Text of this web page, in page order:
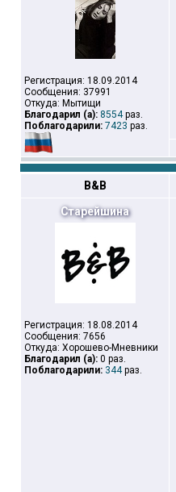
Регистрация: 18.09.2014
Сообщения: 37991
Откуда: Мытищи
Благодарил (а): 8554раз.
Поблагодарили: 7423 раз.
B&B
Старейшина
Регистрация: 18.08.2014
Сообщения: 7656
Откуда: Хорошево-Мневники
Благодарил (а): 0 раз.
Поблагодарили: 344раз.